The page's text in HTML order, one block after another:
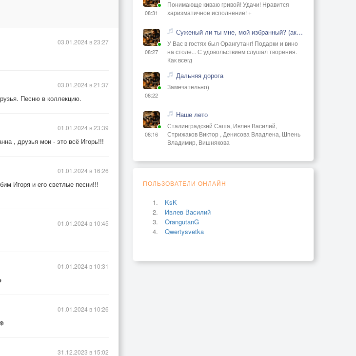
03.01.2024 в 23:27
Песню в коллекцию.
03.01.2024 в 21:37
, друзья мои - это всё Игорь!!!
01.01.2024 в 23:39
Игоря и его светлые песни!!!
01.01.2024 в 16:26
01.01.2024 в 10:45
01.01.2024 в 10:31
01.01.2024 в 10:26
31.12.2023 в 15:02
08:31
Понимающе киваю гривой! Удачи! Нравится
харизматичное исполнение! +
08:27
Суженый ли ты мне, мой избранный? (акустика)
У Вас в гостях был Орангутанг! Подарки и вино
на столе... С удовольствием слушал творения.
Как всегд
08:22
Дальняя дорога
Замечательно)
08:16
Наше лето
Сталинградский Саша, Ивлев Василий,
Стрижаков Виктор , Денисова Владлена, Шпень
Владимир, Вишнякова
ПОЛЬЗОВАТЕЛИ ОНЛАЙН
KsK
Ивлев Василий
OrangutanG
Qwertysvetka